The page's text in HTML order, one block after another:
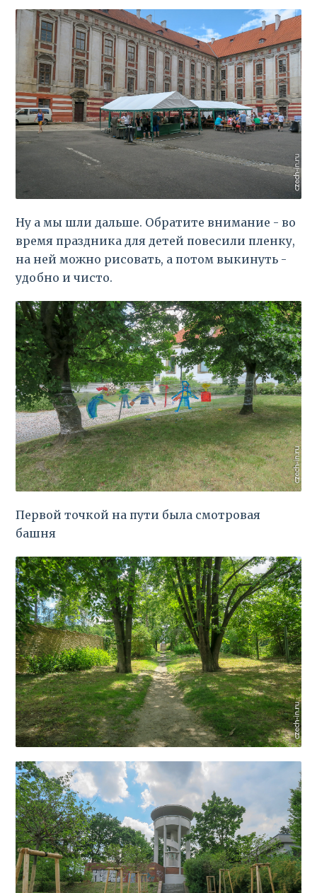
Ну а мы шли дальше. Обратите внимание - во
время праздника для детей повесили пленку,
на ней можно рисовать, а потом выкинуть -
удобно и чисто.
Первой точкой на пути была смотровая
башня